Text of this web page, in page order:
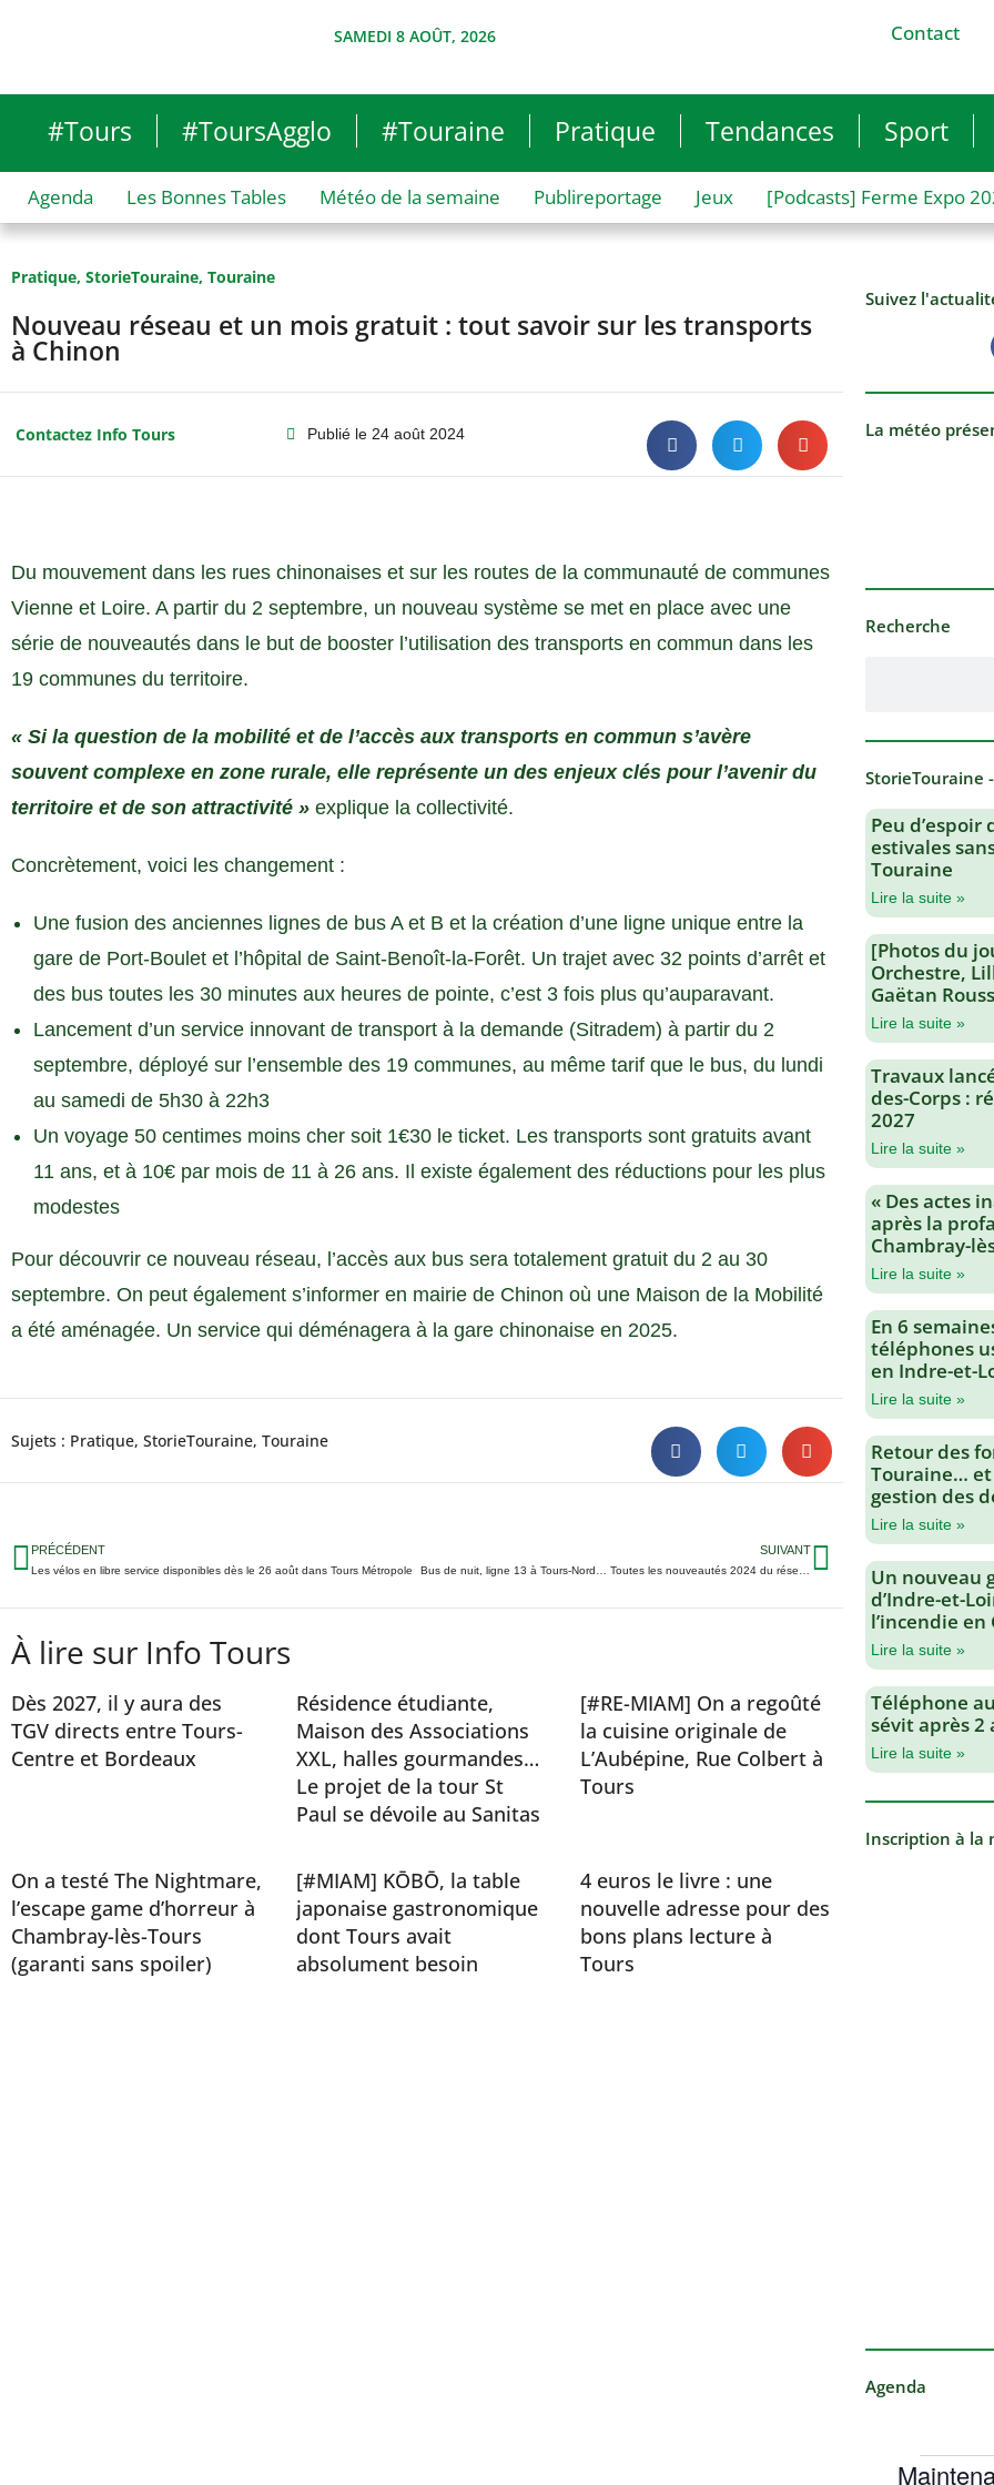
SAMEDI 8 AOÛT, 2026 Contact
#Tours #ToursAgglo #Touraine Pratique Tendances Sport
Agenda Les Bonnes Tables Météo de la semaine Publireportage Jeux [Podcasts] Ferme Expo
Pratique, StorieTouraine, Touraine
Nouveau réseau et un mois gratuit : tout savoir sur les transports
à Chinon
Contactez Info Tours Publié le 24 août 2024
Du mouvement dans les rues chinonaises et sur les routes de la communauté de communes
Vienne et Loire. A partir du 2 septembre, un nouveau système se met en place avec une
série de nouveautés dans le but de booster l’utilisation des transports en commun dans les
19 communes du territoire.
« Si la question de la mobilité et de l’accès aux transports en commun s’avère
souvent complexe en zone rurale, elle représente un des enjeux clés pour l’avenir du
territoire et de son attractivité » explique la collectivité.
Concrètement, voici les changement :
Une fusion des anciennes lignes de bus A et B et la création d’une ligne unique entre la
gare de Port-Boulet et l’hôpital de Saint-Benoît-la-Forêt. Un trajet avec 32 points d’arrêt et
des bus toutes les 30 minutes aux heures de pointe, c’est 3 fois plus qu’auparavant.
Lancement d’un service innovant de transport à la demande (Sitradem) à partir du 2
septembre, déployé sur l’ensemble des 19 communes, au même tarif que le bus, du lundi
au samedi de 5h30 à 22h3
Un voyage 50 centimes moins cher soit 1€30 le ticket. Les transports sont gratuits avant
11 ans, et à 10€ par mois de 11 à 26 ans. Il existe également des réductions pour les plus
modestes
Pour découvrir ce nouveau réseau, l’accès aux bus sera totalement gratuit du 2 au 30
septembre. On peut également s’informer en mairie de Chinon où une Maison de la Mobilité
a été aménagée. Un service qui déménagera à la gare chinonaise en 2025.
Sujets : Pratique, StorieTouraine, Touraine
PRÉCÉDENT
Les vélos en libre service disponibles dès le 26 août dans Tours Métropole
SUIVANT
À lire sur Info Tours
Dès 2027, il y aura des
TGV directs entre Tours-
Centre et Bordeaux
Résidence étudiante,
Maison des Associations
XXL, halles gourmandes…
Le projet de la tour St
Paul se dévoile au Sanitas
[#RE-MIAM] On a regoûté
la cuisine originale de
L’Aubépine, Rue Colbert à
Tours
On a testé The Nightmare,
l’escape game d’horreur à
Chambray-lès-Tours
(garanti sans spoiler)
[#MIAM] KŌBŌ, la table
japonaise gastronomique
dont Tours avait
absolument besoin
4 euros le livre : une
nouvelle adresse pour des
bons plans lecture à
Tours
Suivez
La météo
Recherche
StorieTouraine
Peu
estivales
Touraine
Lire la suite »
[Photos du
Orchestre,
Gaëtan
Lire la suite »
Travaux
des-Corps :
2027
Lire la suite »
« Des actes
après la
Chambray-
Lire la suite »
En 6
téléphones
en Indre-et-
Lire la suite »
Retour des
Touraine…
gestion des
Lire la suite »
Un nouveau
d’Indre-et-
l’incendie
Lire la suite »
Téléphone
sévit après 2
Lire la suite »
Inscription à la
Agenda